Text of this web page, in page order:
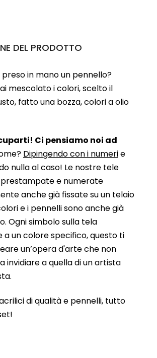
DEL PRODOTTO
preso in mano un pennello?
mescolato i colori, scelto il
fatto una bozza, colori a olio
Ci pensiamo noi ad
Dipingendo con i numerie
nulla al caso! Le nostre tele
e numerate
anche già fissate su un telaio
e i pennelli sono anche già
Ogni simbolo sulla tela
a un colore specifico, questo ti
un’opera d'arte che non
invidiare a quella di un artista
di qualità e pennelli, tutto